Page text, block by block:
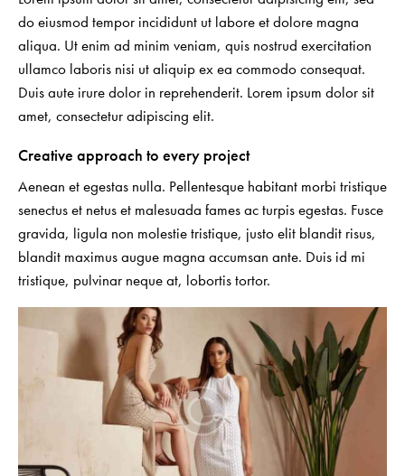
do eiusmod tempor incididunt ut labore et dolore magna
aliqua. Ut enim ad minim veniam, quis nostrud exercitation
ullamco laboris nisi ut aliquip ex ea commodo consequat.
Duis aute irure dolor in reprehenderit. Lorem ipsum dolor sit
amet, consectetur adipiscing elit.
Creative approach to every project
Aenean et egestas nulla. Pellentesque habitant morbi tristique
senectus et netus et malesuada fames ac turpis egestas. Fusce
gravida, ligula non molestie tristique, justo elit blandit risus,
blandit maximus augue magna accumsan ante. Duis id mi
tristique, pulvinar neque at, lobortis tortor.